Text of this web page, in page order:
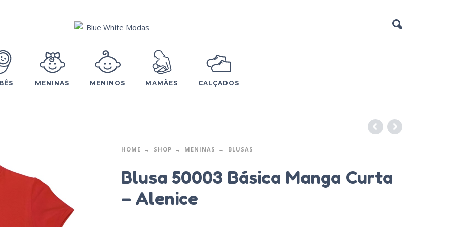
MENINAS MENINOS MAMÃES CALÇADOS
HOME SHOP MENINAS BLUSAS
Blusa 50003 Básica Manga Curta
– Alenice